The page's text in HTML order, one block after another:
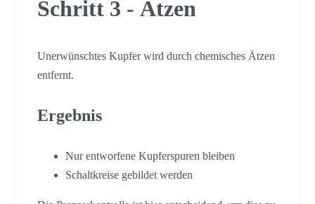
Schritt 3 - Ätzen
Unerwünschtes Kupfer wird durch chemisches Ätzen
entfernt.
Ergebnis
Nur entworfene Kupferspuren bleiben
Schaltkreise gebildet werden